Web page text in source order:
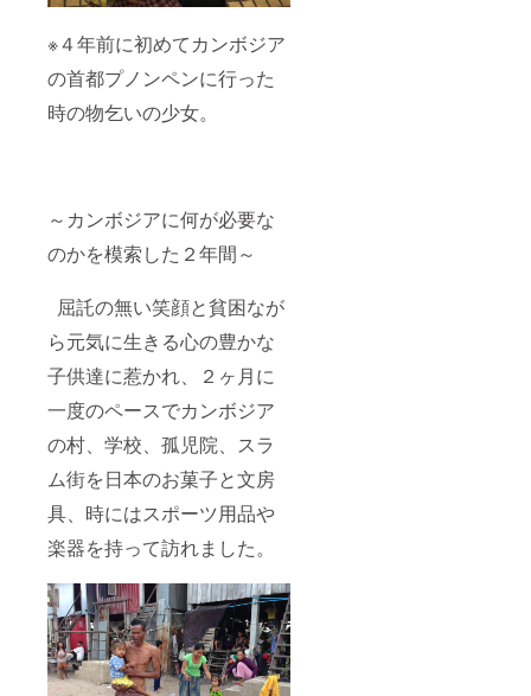
※４年前に初めてカンボジア
の首都プノンペンに行った
時の物乞いの少女。
～カンボジアに何が必要な
のかを模索した２年間～
屈託の無い笑顔と貧困なが
ら元気に生きる心の豊かな
子供達に惹かれ、２ヶ月に
一度のペースでカンボジア
の村、学校、孤児院、スラ
ム街を日本のお菓子と文房
具、時にはスポーツ用品や
楽器を持って訪れました。